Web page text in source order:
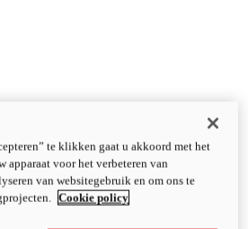
te klikken gaat u akkoord met het
apparaat voor het verbeteren van
van websitegebruik en om ons te
Cookie policy